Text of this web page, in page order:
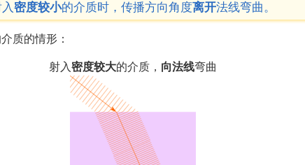
密度较小的介质时，传播方向角度离开法线弯曲。
质的情形：
射入密度较大的介质， 向法线弯曲